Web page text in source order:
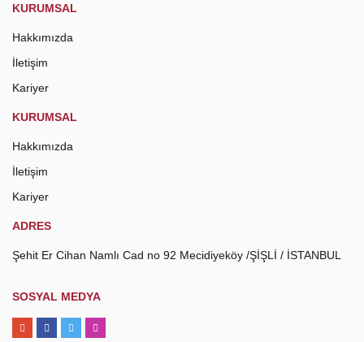
KURUMSAL
Hakkımızda
İletişim
Kariyer
KURUMSAL
Hakkımızda
İletişim
Kariyer
ADRES
Şehit Er Cihan Namlı Cad no 92 Mecidiyeköy /ŞİŞLİ / İSTANBUL
SOSYAL MEDYA